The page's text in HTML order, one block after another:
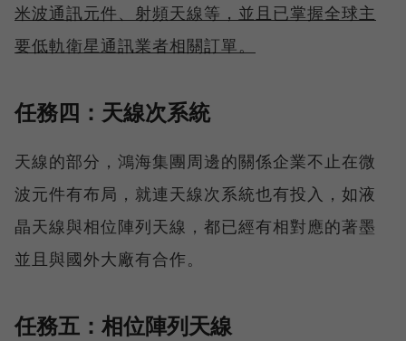
米波通訊元件、射頻天線等，並且已掌握全球主
要低軌衛星通訊業者相關訂單。
任務四：天線次系統
天線的部分，鴻海集團周邊的關係企業不止在微
波元件有布局，就連天線次系統也有投入，如液
晶天線與相位陣列天線，都已經有相對應的著墨
並且與國外大廠有合作。
任務五：相位陣列天線